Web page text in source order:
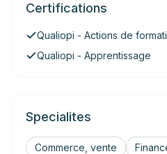
Certifications
Qualiopi - Actions de
Qualiopi - Apprentissage
Specialites
Commerce, vente